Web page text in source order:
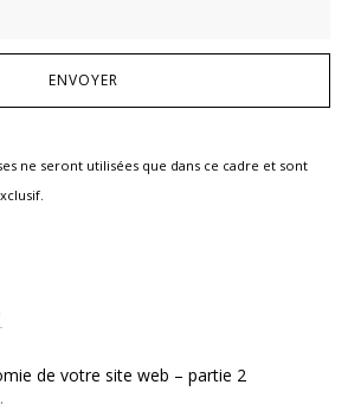
ne seront utilisées que dans ce cadre et sont
de votre site web – partie 2